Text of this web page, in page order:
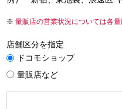
量販店の営業状況については各量
店舗区分を指定
ドコモショップ
量販店など